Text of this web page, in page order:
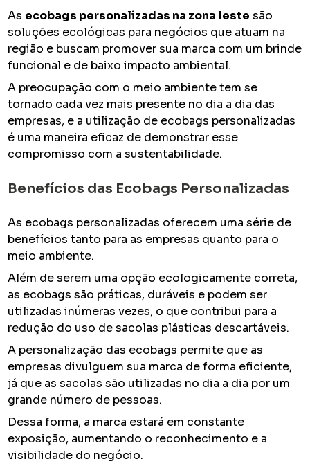
As ecobags personalizadas na zona leste são
soluções ecológicas para negócios que atuam na
região e buscam promover sua marca com um brinde
funcional e de baixo impacto ambiental.
A preocupação com o meio ambiente tem se
tornado cada vez mais presente no dia a dia das
empresas, e a utilização de ecobags personalizadas
é uma maneira eficaz de demonstrar esse
compromisso com a sustentabilidade.
Benefícios das Ecobags Personalizadas
As ecobags personalizadas oferecem uma série de
benefícios tanto para as empresas quanto para o
meio ambiente.
Além de serem uma opção ecologicamente correta,
as ecobags são práticas, duráveis e podem ser
utilizadas inúmeras vezes, o que contribui para a
redução do uso de sacolas plásticas descartáveis.
A personalização das ecobags permite que as
empresas divulguem sua marca de forma eficiente,
já que as sacolas são utilizadas no dia a dia por um
grande número de pessoas.
Dessa forma, a marca estará em constante
exposição, aumentando o reconhecimento e a
visibilidade do negócio.